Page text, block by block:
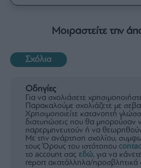
Μοιραστείτε την
Σχόλια
Οδηγίες
Για να σχολιάσετε
Παρακαλούμε σχολιάζετε με
Χρησιμοποιείτε κατανοητή
διατυπώσεις που θα μπορούσαν
παρερμηνευτούν ή να
Με την ανάρτηση σχολίου,
τους Όρους του ιστότοπου
το account σας εδώ, για να
report ακατάλληλα/προσβλητικά